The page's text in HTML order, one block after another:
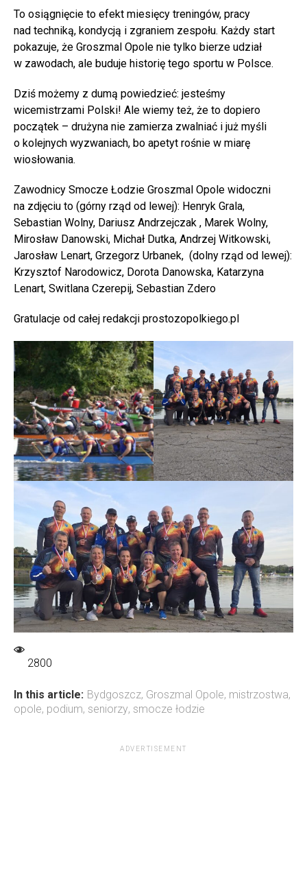
To osiągnięcie to efekt miesięcy treningów, pracy
nad techniką, kondycją i zgraniem zespołu. Każdy start
pokazuje, że Groszmal Opole nie tylko bierze udział
w zawodach, ale buduje historię tego sportu w Polsce.
Dziś możemy z dumą powiedzieć: jesteśmy
wicemistrzami Polski! Ale wiemy też, że to dopiero
początek – drużyna nie zamierza zwalniać i już myśli
o kolejnych wyzwaniach, bo apetyt rośnie w miarę
wiosłowania.
Zawodnicy Smocze Łodzie Groszmal Opole widoczni
na zdjęciu to (górny rząd od lewej): Henryk Grala,
Sebastian Wolny, Dariusz Andrzejczak , Marek Wolny,
Mirosław Danowski, Michał Dutka, Andrzej Witkowski,
Jarosław Lenart, Grzegorz Urbanek, (dolny rząd od lewej):
Krzysztof Narodowicz, Dorota Danowska, Katarzyna
Lenart, Switlana Czerepij, Sebastian Zdero
Gratulacje od całej redakcji prostozopolkiego.pl
2800
In this article: Bydgoszcz, Groszmal Opole, mistrzostwa,
opole, podium, seniorzy, smocze łodzie
ADVERTISEMENT